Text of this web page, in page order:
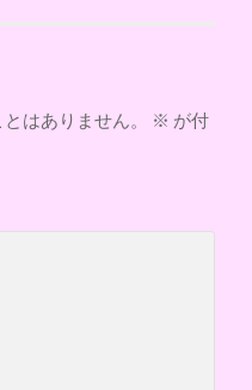
はありません。 ※ が付